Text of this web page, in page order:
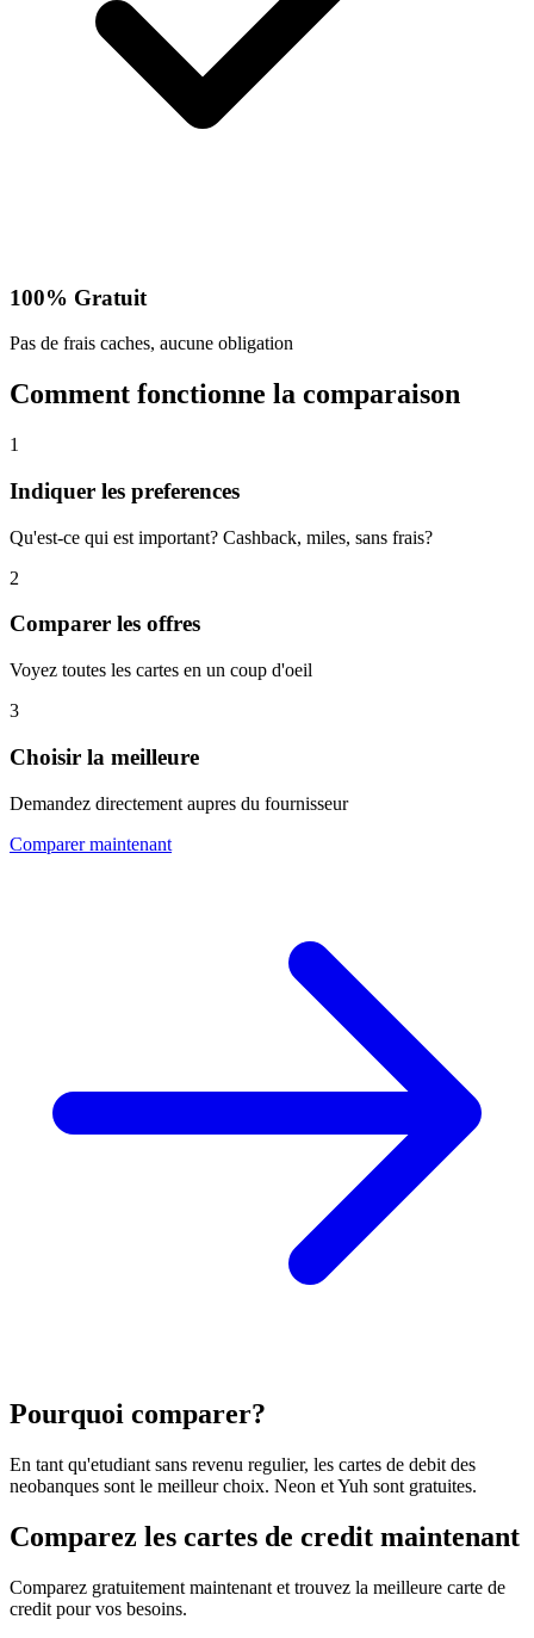
100% Gratuit
Pas de frais caches, aucune obligation
Comment fonctionne la comparaison
1
Indiquer les preferences
Qu'est-ce qui est important? Cashback, miles, sans frais?
2
Comparer les offres
Voyez toutes les cartes en un coup d'oeil
3
Choisir la meilleure
Demandez directement aupres du fournisseur
Comparer maintenant
Pourquoi comparer?
En tant qu'etudiant sans revenu regulier, les cartes de debit des
neobanques sont le meilleur choix. Neon et Yuh sont gratuites.
Comparez les cartes de credit maintenant
Comparez gratuitement maintenant et trouvez la meilleure carte de
credit pour vos besoins.